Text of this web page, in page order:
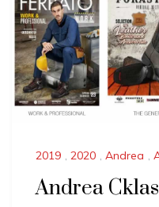
2019 , 2020 , Andrea ,
Andrea